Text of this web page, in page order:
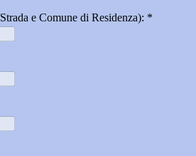
e Comune di Residenza): *